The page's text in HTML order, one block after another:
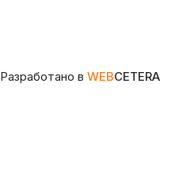
Разработано вWEBCETERA